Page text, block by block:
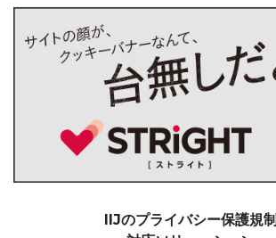
IIJのプライバシー保護規制